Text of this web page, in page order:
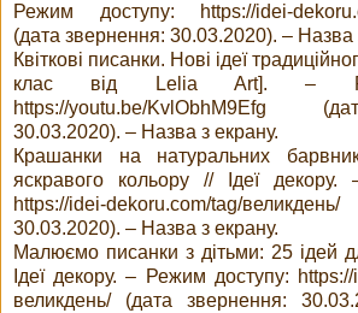
Режим доступу: https://idei-
(дата звернення: 30.03.2020). – Назва
Квіткові писанки. Нові ідеї
клас від Lelia Art]. –
https://youtu.be/KvlObhM9Efg
30.03.2020). – Назва з екрану.
Крашанки на натуральних
яскравого кольору // Ідеї
https://idei-dekoru.com/tag/
30.03.2020). – Назва з екрану.
Малюємо писанки з дітьми: 25 ідей
Ідеї декору. – Режим доступу:
великдень/ (дата звернення: